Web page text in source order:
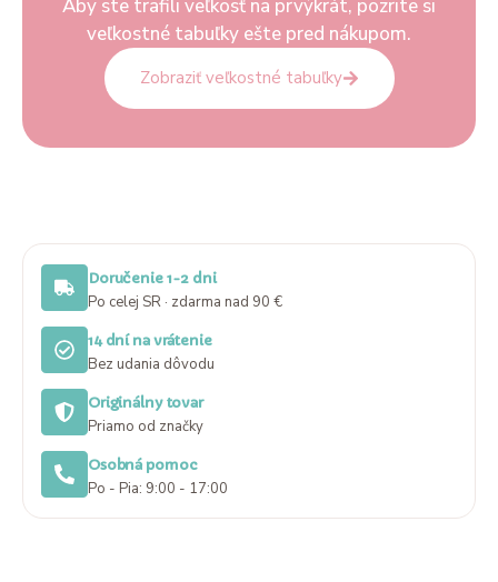
Aby ste trafili veľkosť na prvýkrát, pozrite si
veľkostné tabuľky ešte pred nákupom.
Zobraziť veľkostné tabuľky
Doručenie 1-2 dni
Po celej SR · zdarma nad 90 €
14 dní na vrátenie
Bez udania dôvodu
Originálny tovar
Priamo od značky
Osobná pomoc
Po - Pia: 9:00 - 17:00